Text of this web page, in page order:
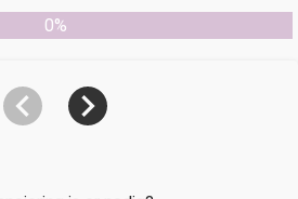
0%
navigate_before navigate_next